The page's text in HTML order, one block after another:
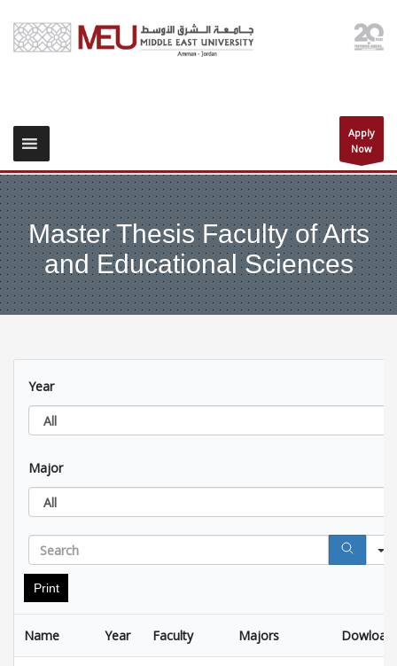
Apply
Now
Master Thesis Faculty of Arts
and Educational Sciences
Year
Major
Search
Print
Name Year Faculty Majors Dowload